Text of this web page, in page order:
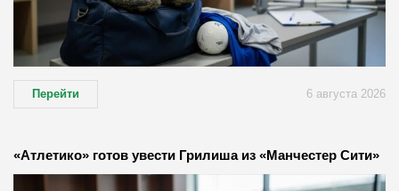
Перейти 6 августа 2026
«Атлетико» готов увести Грилиша из «Манчестер Сити»